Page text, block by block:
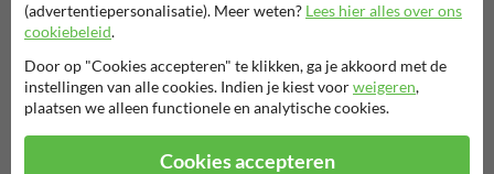
Materiaal
De planken en bankvoeten zijn massief, voor 100% vervaardigd uit
gerecycleerde kunststof van hoge kwaliteit (PE en PP) en ze zijn in de
massa gekleurd. Het oppervlak is knoestvrij, egaal van kleur en
vertoont een generfde, licht glanzende structuur.
(advertentiepersonalisatie). Meer weten? Lees hier alles over ons
cookiebeleid.
Door op "Cookies accepteren" te klikken, ga je akkoord met de
instellingen van alle cookies. Indien je kiest voorweigeren,
plaatsen we alleen functionele en analytische cookies.
Cookies accepteren